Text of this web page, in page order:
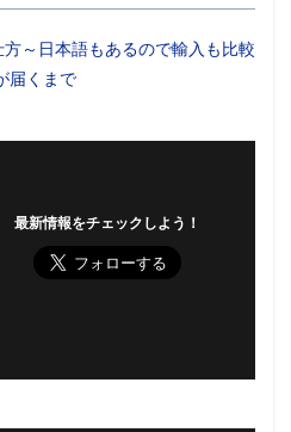
～日本語もあるので輸入も比較
届くまで
最新情報をチェックしよう！